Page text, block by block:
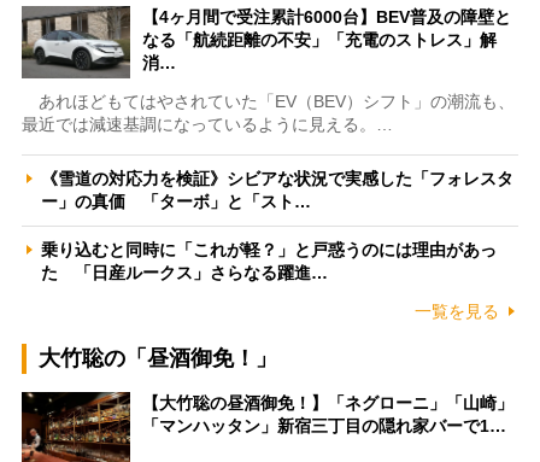
【4ヶ月間で受注累計6000台】BEV普及の障壁と
なる「航続距離の不安」「充電のストレス」解
消…
あれほどもてはやされていた「EV（BEV）シフト」の潮流も、
最近では減速基調になっているように見える。…
《雪道の対応力を検証》シビアな状況で実感した「フォレスタ
ー」の真価 「ターボ」と「スト…
乗り込むと同時に「これが軽？」と戸惑うのには理由があっ
た 「日産ルークス」さらなる躍進…
一覧を見る
大竹聡の「昼酒御免！」
【大竹聡の昼酒御免！】「ネグローニ」「山崎」
「マンハッタン」新宿三丁目の隠れ家バーで1…